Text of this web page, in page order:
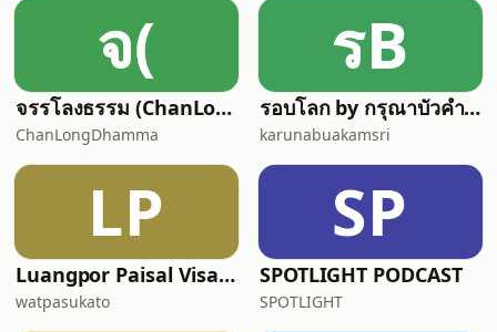
จ(
จรรโลงธรรม (ChanLongDhamma)
ChanLongDhamma
รB
รอบโลก by กรุณาบัวคำศรี
karunabuakamsri
LP
Luangpor Paisal Visalo‘s Podcast (ธรรมะ จาก หลวงพ่อไพศาล วิสาโล)
watpasukato
SP
SPOTLIGHT PODCAST
SPOTLIGHT